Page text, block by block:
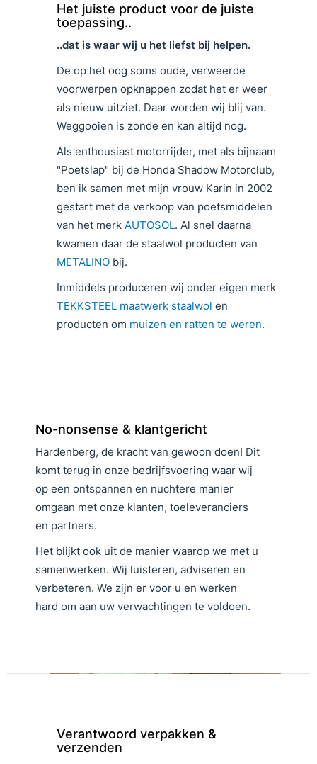
Het juiste product voor de juiste
toepassing..
..dat is waar wij u het liefst bij helpen.
De op het oog soms oude, verweerde
voorwerpen opknappen zodat het er weer
als nieuw uitziet. Daar worden wij blij van.
Weggooien is zonde en kan altijd nog.
Als enthousiast motorrijder, met als bijnaam
"Poetslap" bij de Honda Shadow Motorclub,
ben ik samen met mijn vrouw Karin in 2002
gestart met de verkoop van poetsmiddelen
van het merk AUTOSOL. Al snel daarna
kwamen daar de staalwol producten van
METALINO bij.
Inmiddels produceren wij onder eigen merk
TEKKSTEEL maatwerk staalwol en
producten om muizen en ratten te weren.
No-nonsense & klantgericht
Hardenberg, de kracht van gewoon doen! Dit
komt terug in onze bedrijfsvoering waar wij
op een ontspannen en nuchtere manier
omgaan met onze klanten, toeleveranciers
en partners.
Het blijkt ook uit de manier waarop we met u
samenwerken. Wij luisteren, adviseren en
verbeteren. We zijn er voor u en werken
hard om aan uw verwachtingen te voldoen.
Verantwoord verpakken &
verzenden